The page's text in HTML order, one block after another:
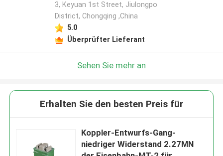
3, Keyuan 1st Street, Jiulongpo
District, Chongqing ,China
5.0
Überprüfter Lieferant
Sehen Sie mehr an
Erhalten Sie den besten Preis für
Koppler-Entwurfs-Gang-
niedriger Widerstand 2.27MN